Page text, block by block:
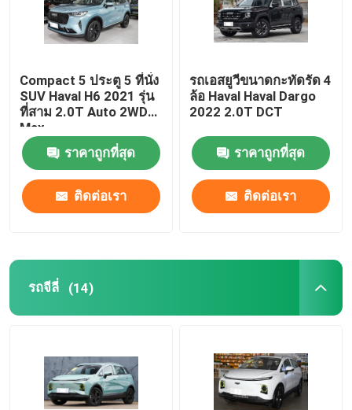
รถบรรทุกสินค้าหนัก
รถยนต์ไฟฟ้า VOYAH
รถยนต์ไฟฟ้า AION
เอ็กซ์เป็ง อีวี คาร์
ZEEKR รถยนต์ไฟฟ้า
รถเบนซ์
Compact 5 ประตู 5 ที่นั่ง
SUV Haval H6 2021 รุ่น
ที่สาม 2.0T Auto 2WD
Max
ราคาถูกที่สุด
ติดต่อเรา
รถเอสยูวีขนาดกะทัดรัด 4
ล้อ Haval Haval Dargo
2022 2.0T DCT
ราคาถูกที่สุด
ติดต่อเรา
รถจีลี่ (14)